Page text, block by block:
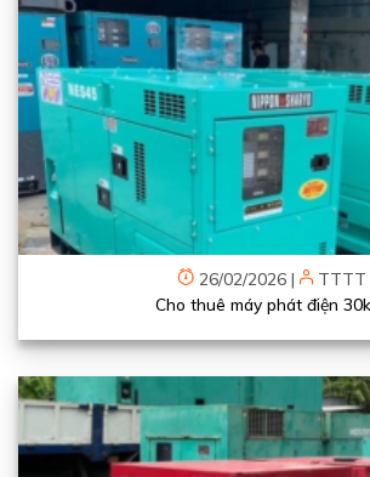
26/02/2026 |
TTTT
Cho thuê máy phát điện